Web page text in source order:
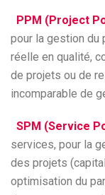
PPM (Project
pour la gestion du
réelle en qualité,
de projets ou de
incomparable de
SPM (Service
services, pour la
des projets
optimisation du